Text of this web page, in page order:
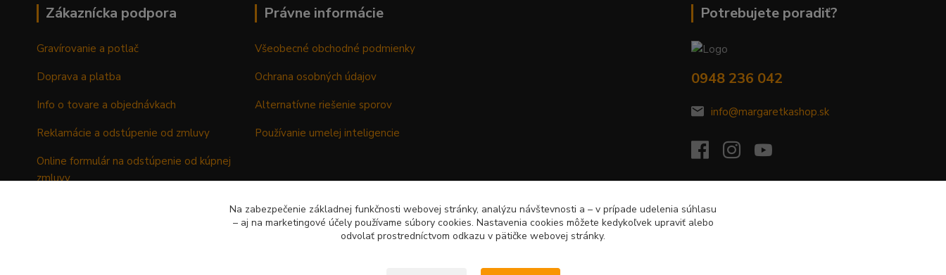
Zákaznícka podpora
Gravírovanie a potlač
Doprava a platba
Info o tovare a objednávkach
Reklamácie a odstúpenie od zmluvy
Online formulár na odstúpenie od kúpnej
zmluvy
Právne informácie
Všeobecné obchodné podmienky
Ochrana osobných údajov
Alternatívne riešenie sporov
Používanie umelej inteligencie
Potrebujete poradiť?
0948 236 042
info@margaretkashop.sk
Na zabezpečenie základnej funkčnosti webovej stránky, analýzu návštevnosti a – v prípade udelenia súhlasu
– aj na marketingové účely používame súbory cookies. Nastavenia cookies môžete kedykoľvek upraviť alebo
odvolať prostredníctvom odkazu v pätičke webovej stránky.